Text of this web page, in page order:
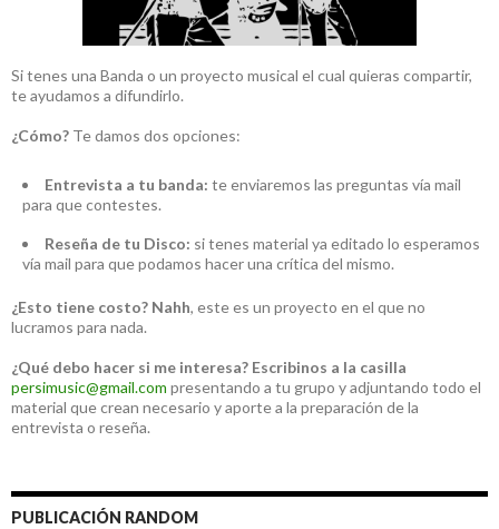
Si tenes una Banda o un proyecto musical el cual quieras compartir,
te ayudamos a difundirlo.
¿Cómo? Te damos dos opciones:
Entrevista a tu banda: te enviaremos las preguntas vía mail
para que contestes.
Reseña de tu Disco: si tenes material ya editado lo esperamos
vía mail para que podamos hacer una crítica del mismo.
¿Esto tiene costo? Nahh, este es un proyecto en el que no
lucramos para nada.
¿Qué debo hacer si me interesa? Escribinos a la casilla
persimusic@gmail.com presentando a tu grupo y adjuntando todo el
material que crean necesario y aporte a la preparación de la
entrevista o reseña.
PUBLICACIÓN RANDOM